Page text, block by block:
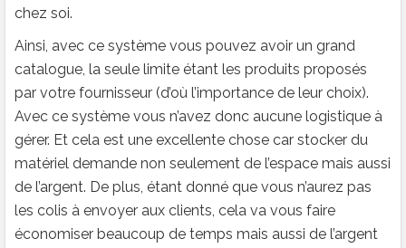
chez soi.
Ainsi, avec ce système vous pouvez avoir un grand
catalogue, la seule limite étant les produits proposés
par votre fournisseur (d’où l’importance de leur choix).
Avec ce système vous n’avez donc aucune logistique à
gérer. Et cela est une excellente chose car stocker du
matériel demande non seulement de l’espace mais aussi
de l’argent. De plus, étant donné que vous n’aurez pas
les colis à envoyer aux clients, cela va vous faire
économiser beaucoup de temps mais aussi de l’argent